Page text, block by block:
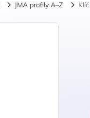
JMA profily A–Z